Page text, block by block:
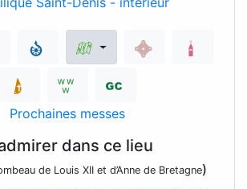
Prochaines messes
dans ce lieu
de Louis XII et d’Anne de Bretagne)